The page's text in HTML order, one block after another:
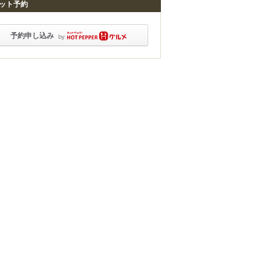
ト予約
予約申し込み